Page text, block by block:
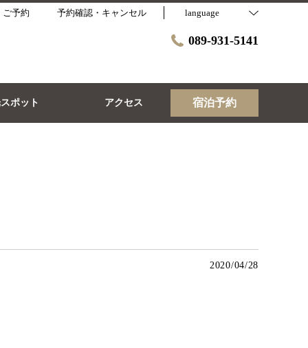
ご予約 予約確認・キャンセル language
089-931-5141
ポット アクセス 宿泊予約
2020/04/28